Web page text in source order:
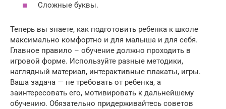
Сложные буквы.
Теперь вы знаете, как подготовить ребенка к школе
максимально комфортно и для малыша и для себя.
Главное правило – обучение должно проходить в
игровой форме. Используйте разные методики,
наглядный материал, интерактивные плакаты, игры.
Ваша задача — не требовать от ребенка, а
заинтересовать его, мотивировать к дальнейшему
обучению. Обязательно придерживайтесь советов